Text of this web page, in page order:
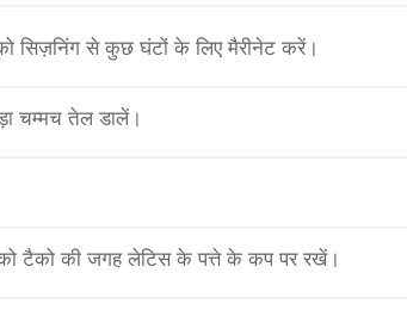
सिज़निंग से कुछ घंटों के लिए मैरीनेट करें।
चम्मच तेल डालें।
टैको की जगह लेटिस के पत्ते के कप पर रखें।